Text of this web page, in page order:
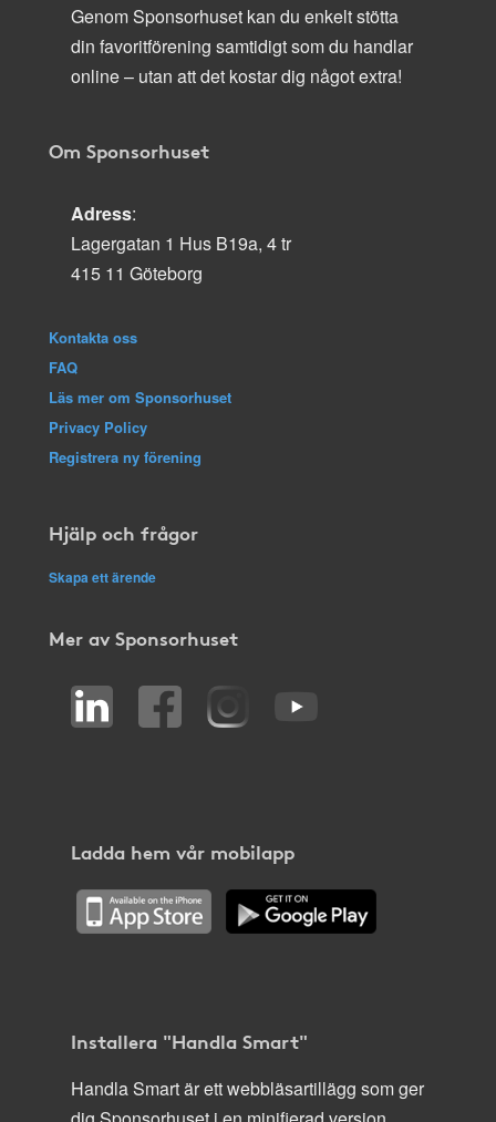
Genom Sponsorhuset kan du enkelt stötta
din favoritförening samtidigt som du handlar
online – utan att det kostar dig något extra!
Om Sponsorhuset
Adress:
Lagergatan 1 Hus B19a, 4 tr
415 11 Göteborg
Kontakta oss
FAQ
Läs mer om Sponsorhuset
Privacy Policy
Registrera ny förening
Hjälp och frågor
Skapa ett ärende
Mer av Sponsorhuset
Ladda hem vår mobilapp
Installera "Handla Smart"
Handla Smart är ett webbläsartillägg som ger